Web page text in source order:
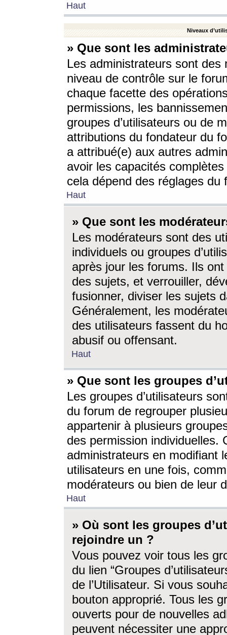
Haut
Niveaux
» Que sont les
Les administrateurs sont
niveau de contrôle sur le
chaque facette des
permissions, les
groupes d’utilisateurs ou de
attributions du fondateur du
a attribué(e) aux autres
avoir les capacités
cela dépend des réglages du
Haut
» Que sont les
Les modérateurs sont des
individuels ou groupes
après jour les forums. Ils ont
des sujets, et verrouiller,
fusionner, diviser les sujets
Généralement, les
des utilisateurs fassent du
abusif ou offensant.
Haut
» Que sont les groupes
Les groupes d’utilisateurs
du forum de regrouper
appartenir à plusieurs
des permission individuelles.
administrateurs en modifiant
utilisateurs en une fois,
modérateurs ou bien de leur
Haut
» Où sont les groupes
rejoindre un ?
Vous pouvez voir tous les
du lien “Groupes
de l’Utilisateur. Si vous
bouton approprié. Tous les
ouverts pour de nouvelles
peuvent nécessiter une